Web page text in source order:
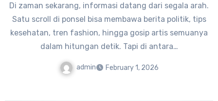
Di zaman sekarang, informasi datang dari segala arah.
Satu scroll di ponsel bisa membawa berita politik, tips
kesehatan, tren fashion, hingga gosip artis semuanya
dalam hitungan detik. Tapi di antara…
admin February 1, 2026